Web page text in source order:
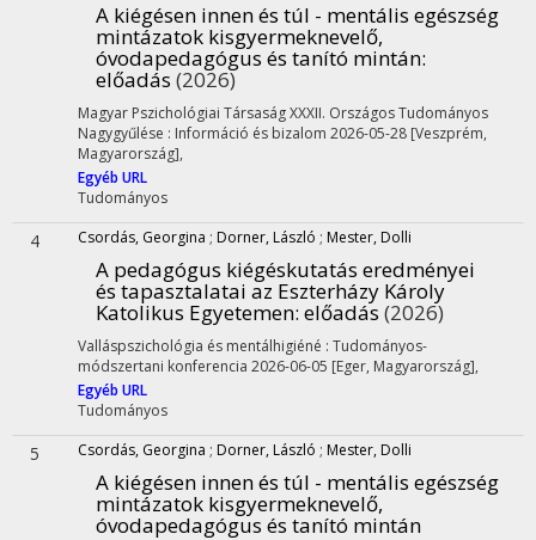
A kiégésen innen és túl - mentális egészség
mintázatok kisgyermeknevelő,
óvodapedagógus és tanító mintán:
előadás (2026)
Magyar Pszichológiai Társaság XXXII. Országos Tudományos
Nagygyűlése : Információ és bizalom 2026-05-28 [Veszprém,
Magyarország],
Egyéb URL
Tudományos
4 Csordás, Georgina ; Dorner, László ; Mester, Dolli
A pedagógus kiégéskutatás eredményei
és tapasztalatai az Eszterházy Károly
Katolikus Egyetemen: előadás (2026)
Valláspszichológia és mentálhigiéné : Tudományos-
módszertani konferencia 2026-06-05 [Eger, Magyarország],
Egyéb URL
Tudományos
5 Csordás, Georgina ; Dorner, László ; Mester, Dolli
A kiégésen innen és túl - mentális egészség
mintázatok kisgyermeknevelő,
óvodapedagógus és tanító mintán